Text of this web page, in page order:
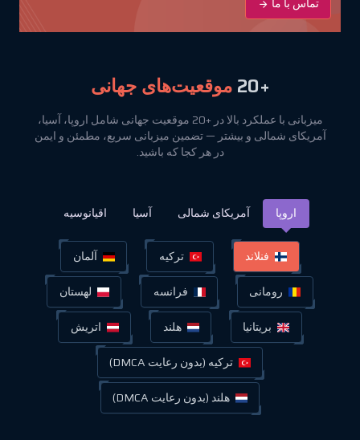
+20 موقعیت‌های جهانی
میزبانی با عملکرد بالا در +20 موقعیت جهانی شامل اروپا، آسیا،
آمریکای شمالی و بیشتر — تضمین میزبانی سریع، مطمئن و ایمن
در هر کجا که باشید.
اروپا آمریکای شمالی آسیا اقیانوسیه
فنلاند ترکیه
آلمان
رومانی
فرانسه
لهستان
بریتانیا
هلند
اتریش
ترکیه (بدون رعایت DMCA)
هلند (بدون رعایت DMCA)